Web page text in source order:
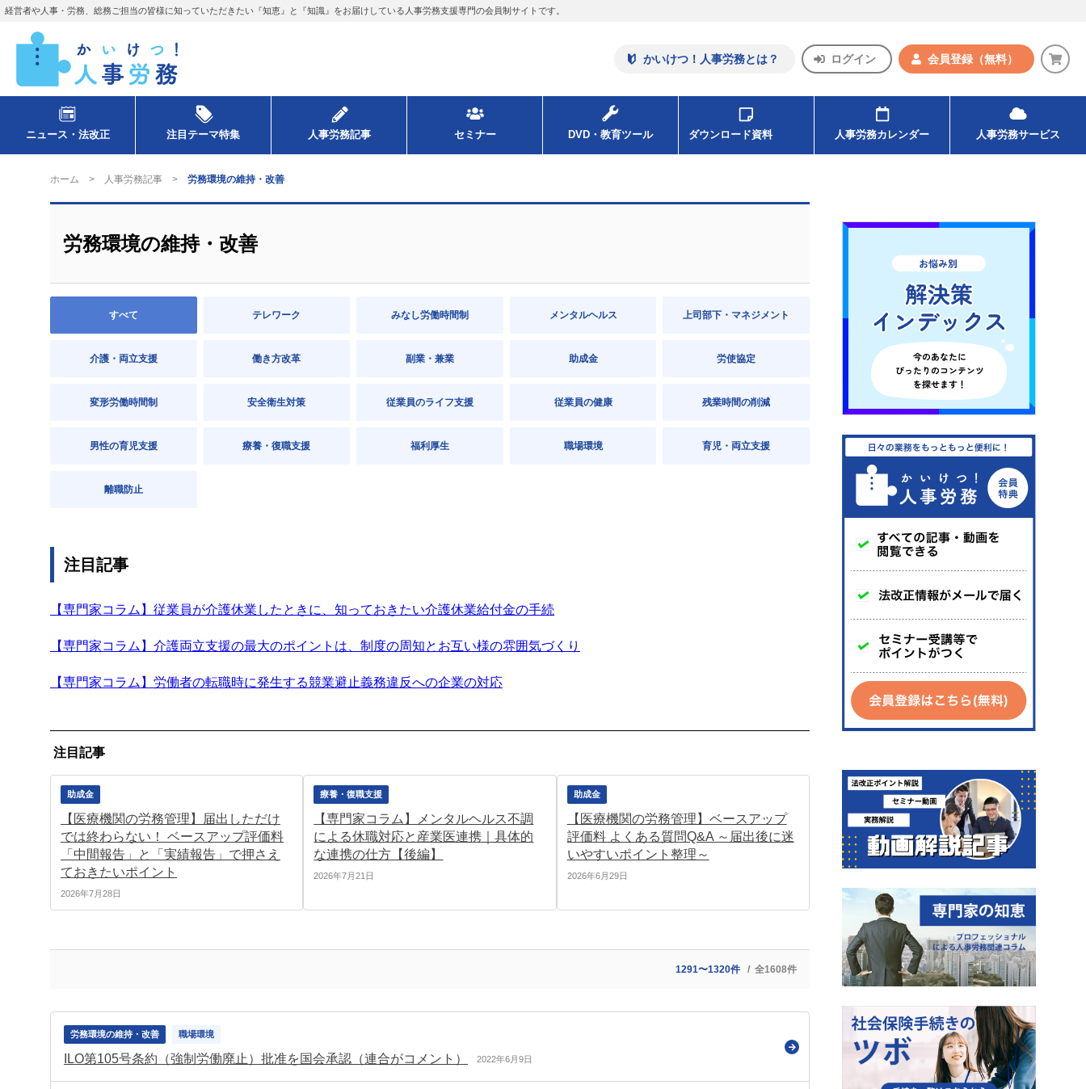
経営者や人事・労務、総務ご担当の皆様に知っていただきたい『知恵』と『知識』をお届けしている人事労務支援専門の会員制サイトです。
かいけつ！人事労務とは？ ログイン 会員登録 （無料）
ニュース・法改正 注目テーマ特集 人事労務記事 セミナー DVD・教育ツール ダウンロード資料 人事労務カレンダー 人事労務サービス
ホーム 人事労務記事 労務環境の維持・改善
労務環境の維持・改善
すべて テレワーク みなし労働時間制 メンタルヘルス 上司部下・マネジメント
介護・両立支援 働き方改革 副業・兼業 助成金 労使協定
変形労働時間制 安全衛生対策 従業員のライフ支援 従業員の健康 残業時間の削減
男性の育児支援 療養・復職支援 福利厚生 職場環境 育児・両立支援
離職防止
注目記事
【専門家コラム】従業員が介護休業したときに、知っておきたい介護休業給付金の手続
【専門家コラム】介護両立支援の最大のポイントは、制度の周知とお互い様の雰囲気づくり
【専門家コラム】労働者の転職時に発生する競業避止義務違反への企業の対応
注目記事
助成金
【医療機関の労務管理】届出しただけ
では終わらない！ ベースアップ評価料
「中間報告」と「実績報告」で押さえ
ておきたいポイント
2026年7月28日
療養・復職支援
【専門家コラム】メンタルヘルス不調
による休職対応と産業医連携｜具体的
な連携の仕方【後編】
2026年7月21日
助成金
【医療機関の労務管理】ベースアップ
評価料 よくある質問Q&A ～届出後に迷
いやすいポイント整理～
2026年6月29日
1291〜1320件 全1608件
労務環境の維持・改善 職場環境
ILO第105号条約（強制労働廃止）批准を国会承認（連合がコメント） 2022年6月9日